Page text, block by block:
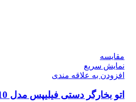
مقايسه
نمایش سریع
افزودن به علاقه مندی
اتو بخارگر دستی فیلیپس مدل STH3010